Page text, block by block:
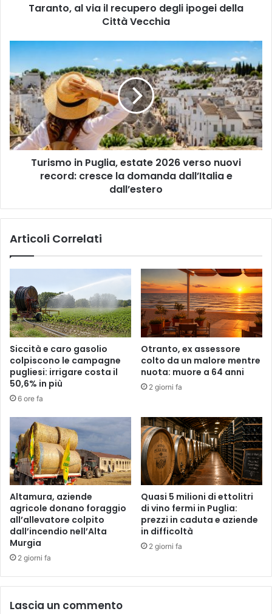
VecchiaTaranto, al via il recupero degli ipogei della
Città Vecchia
Turismo
in
Puglia,
estate
2026
verso
nuovi
record:
cresce
domanda
dall’estero
Turismo in Puglia, estate 2026 verso nuovi
record: cresce la domanda dall’Italia e
dall’estero
Articoli Correlati
Siccità e caro gasolio
colpiscono le campagne
pugliesi: irrigare costa il
50,6% in più
6 ore fa
Otranto, ex assessore
colto da un malore mentre
nuota: muore a 64 anni
2 giorni fa
Altamura, aziende
agricole donano foraggio
all’allevatore colpito
dall’incendio nell’Alta
Murgia
2 giorni fa
Quasi 5 milioni di ettolitri
di vino fermi in Puglia:
prezzi in caduta e aziende
in difficoltà
2 giorni fa
Lascia un commento